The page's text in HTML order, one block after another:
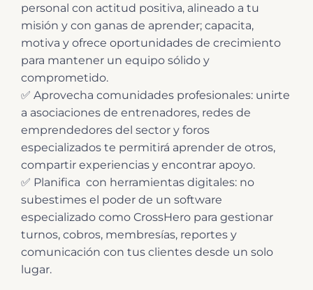
personal con actitud positiva, alineado a tu
misión y con ganas de aprender; capacita,
motiva y ofrece oportunidades de crecimiento
para mantener un equipo sólido y
comprometido.
✅ Aprovecha comunidades profesionales: unirte
a asociaciones de entrenadores, redes de
emprendedores del sector y foros
especializados te permitirá aprender de otros,
compartir experiencias y encontrar apoyo.
✅ Planifica con herramientas digitales: no
subestimes el poder de un software
especializado como CrossHero para gestionar
turnos, cobros, membresías, reportes y
comunicación con tus clientes desde un solo
lugar.